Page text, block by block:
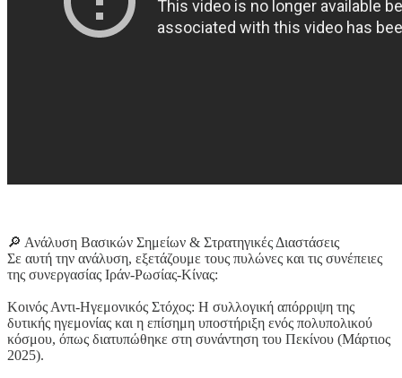
🔎 Ανάλυση Βασικών Σημείων & Στρατηγικές Διαστάσεις
Σε αυτή την ανάλυση, εξετάζουμε τους πυλώνες και τις συνέπειες
της συνεργασίας Ιράν-Ρωσίας-Κίνας:
Κοινός Αντι-Ηγεμονικός Στόχος: Η συλλογική απόρριψη της
δυτικής ηγεμονίας και η επίσημη υποστήριξη ενός πολυπολικού
κόσμου, όπως διατυπώθηκε στη συνάντηση του Πεκίνου (Μάρτιος
2025).